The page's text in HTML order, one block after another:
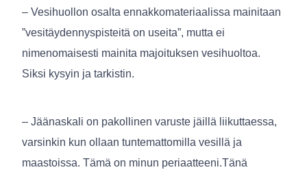
– Vesihuollon osalta ennakkomateriaalissa mainitaan
”vesitäydennyspisteitä on useita”, mutta ei
nimenomaisesti mainita majoituksen vesihuoltoa.
Siksi kysyin ja tarkistin.
– Jäänaskali on pakollinen varuste jäillä liikuttaessa,
varsinkin kun ollaan tuntemattomilla vesillä ja
maastoissa. Tämä on minun periaatteeni.Tänä